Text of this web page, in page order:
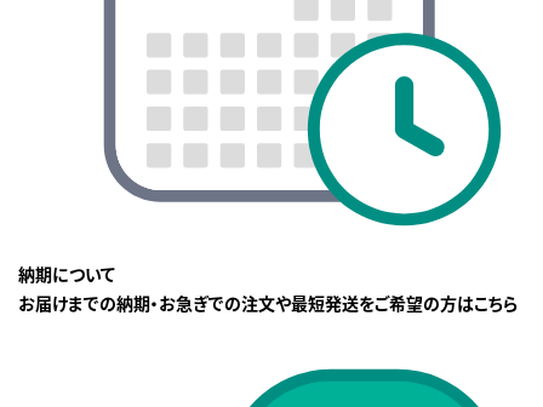
納期について
お届けまでの納期・お急ぎでの注文や最短発送をご希望の方はこちら